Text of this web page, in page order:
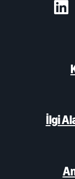
İlgi